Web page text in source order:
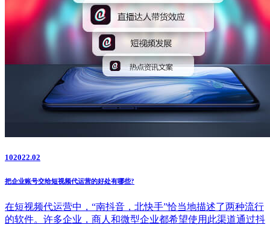
102022.02
把企业账号交给短视频代运营的好处有哪些?
在短视频代运营中，“南抖音，北快手”恰当地描述了两种流行
的软件。许多企业，商人和微型企业都希望使用此渠道通过抖